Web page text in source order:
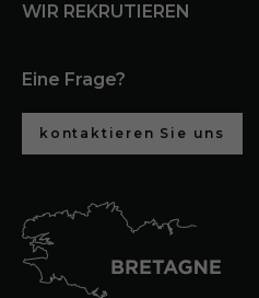
WIR REKRUTIEREN
Eine Frage?
kontaktieren Sie uns